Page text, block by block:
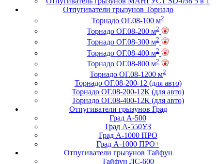
Отпугиватели грызунов Торнадо
Торнадо ОГ.08-100 м2
Торнадо ОГ.08-200 м2
Торнадо ОГ.08-300 м2
Торнадо ОГ.08-400 м2
Торнадо ОГ.08-800 м2
Торнадо ОГ.08-1200 м2
Торнадо ОГ.08-200-12 (для авто)
Торнадо ОГ.08-200-12К (для авто)
Торнадо ОГ.08-400-12К (для авто)
Отпугиватели грызунов Град
Град А-500
Град А-550УЗ
Град А-1000 ПРО
Град А-1000 ПРО+
Отпугиватели грызунов Тайфун
Тайфун ЛС-600